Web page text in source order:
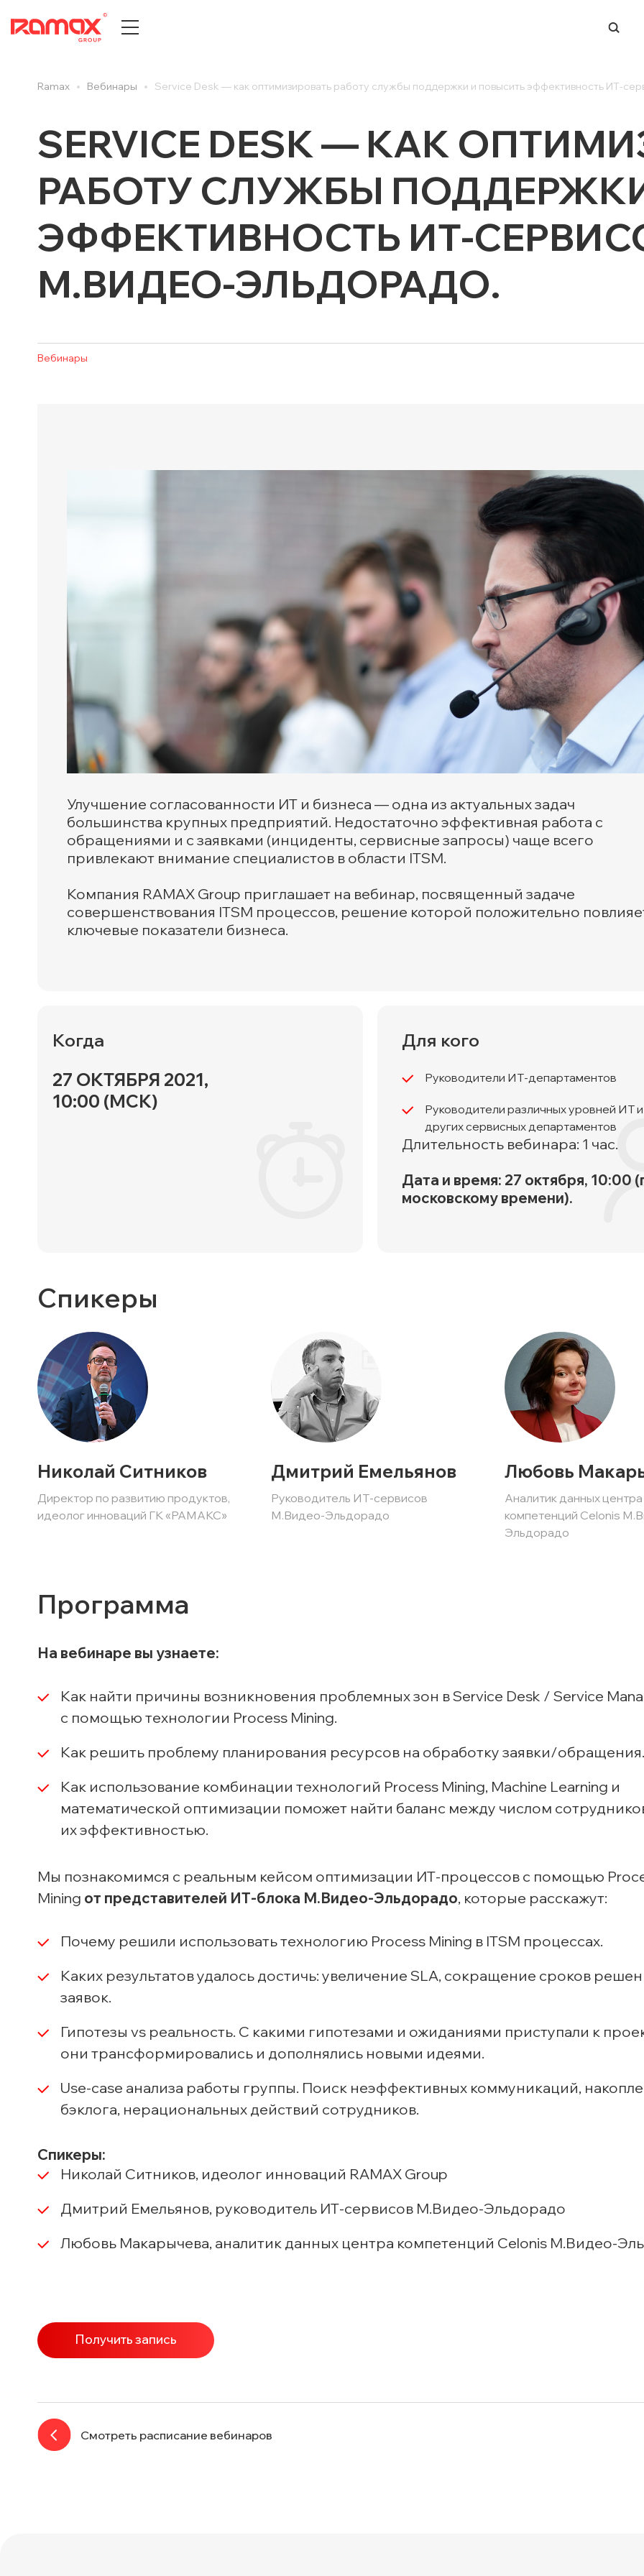
О КОМПАНИИ
Центры компетенций
Награды и достижения
Документы и сертификаты
Карьера
ПРЕСС-ЦЕНТР
Новости
Публикации в СМИ
Анонсы мероприятий
ДИТ
НАПРАВЛЕНИЯ
Управление финансами
Process Mining
ценообразования
Транспортная
Ramax Вебинары Service Desk — как оптимизировать работу службы поддержки и повысить эффективность ИТ-
SERVICE DESK — КАК
РАБОТУ СЛУЖБЫ
ЭФФЕКТИВНОСТЬ ИТ-
М.ВИДЕО-ЭЛЬДОРАДО.
Вебинары
Улучшение согласованности ИТ и бизнеса — одна из актуальных задач
большинства крупных предприятий. Недостаточно эффективная работа с
обращениями и с заявками (инциденты, сервисные запросы) чаще всего
привлекают внимание специалистов в области ITSM.
Компания RAMAX Group приглашает на вебинар, посвященный задаче
совершенствования ITSM процессов, решение которой положительно
ключевые показатели бизнеса.
Когда
27 ОКТЯБРЯ 2021,
10:00 (МСК)
Для кого
Руководители ИТ-департаментов
Руководители различных уровней ИТ и
других сервисных департаментов
Длительность вебинара: 1 час.
Дата и время: 27 октября, 10:00
московскому времени).
Спикеры
Николай Ситников
Директор по развитию продуктов,
идеолог инноваций ГК «РАМАКС»
Дмитрий Емельянов
Руководитель ИТ-сервисов
М.Видео-Эльдорадо
Любовь
Аналитик данных центра
компетенций Celonis
Эльдорадо
Программа
На вебинаре вы узнаете:
Как найти причины возникновения проблемных зон в Service Desk / Service
c помощью технологии Process Mining.
Как решить проблему планирования ресурсов на обработку заявки/обращения.
Как использование комбинации технологий Process Mining, Machine Learning и
математической оптимизации поможет найти баланс между числом
их эффективностью.
Мы познакомимся с реальным кейсом оптимизации ИТ-процессов с помощью
Mining от представителей ИТ-блока М.Видео-Эльдорадо, которые расскажут:
Почему решили использовать технологию Process Mining в ITSM процессах.
Каких результатов удалось достичь: увеличение SLA, сокращение сроков
заявок.
Гипотезы vs реальность. С какими гипотезами и ожиданиями приступали к
они трансформировались и дополнялись новыми идеями.
Use-case анализа работы группы. Поиск неэффективных коммуникаций,
бэклога, нерациональных действий сотрудников.
Спикеры:
Николай Ситников, идеолог инноваций RAMAX Group
Дмитрий Емельянов, руководитель ИТ-сервисов М.Видео-Эльдорадо
Любовь Макарычева, аналитик данных центра компетенций Celonis М.Видео-
Получить запись
Смотреть расписание вебинаров